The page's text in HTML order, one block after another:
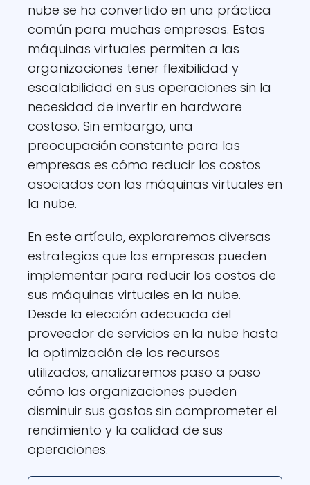
nube se ha convertido en una práctica
común para muchas empresas. Estas
máquinas virtuales permiten a las
organizaciones tener flexibilidad y
escalabilidad en sus operaciones sin la
necesidad de invertir en hardware
costoso. Sin embargo, una
preocupación constante para las
empresas es cómo reducir los costos
asociados con las máquinas virtuales en
la nube.
En este artículo, exploraremos diversas
estrategias que las empresas pueden
implementar para reducir los costos de
sus máquinas virtuales en la nube.
Desde la elección adecuada del
proveedor de servicios en la nube hasta
la optimización de los recursos
utilizados, analizaremos paso a paso
cómo las organizaciones pueden
disminuir sus gastos sin comprometer el
rendimiento y la calidad de sus
operaciones.